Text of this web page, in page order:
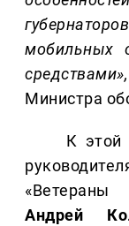
мобильных
средствами»,
Министра
К этой
Андрей